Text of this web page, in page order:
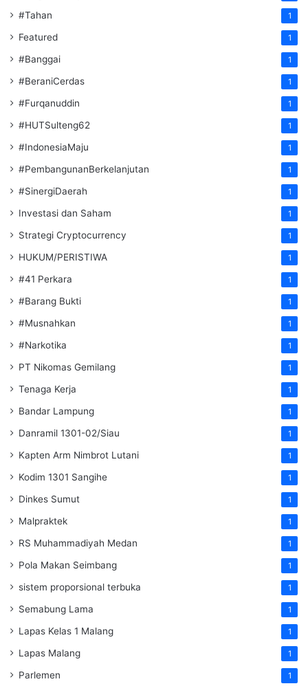
#Tahan 1
Featured 1
#Banggai 1
#BeraniCerdas 1
#Furqanuddin 1
#HUTSulteng62 1
#IndonesiaMaju 1
#PembangunanBerkelanjutan 1
#SinergiDaerah 1
Investasi dan Saham 1
Strategi Cryptocurrency 1
HUKUM/PERISTIWA 1
#41 Perkara 1
#Barang Bukti 1
#Musnahkan 1
#Narkotika 1
PT Nikomas Gemilang 1
Tenaga Kerja 1
Bandar Lampung 1
Danramil 1301-02/Siau 1
Kapten Arm Nimbrot Lutani 1
Kodim 1301 Sangihe 1
Dinkes Sumut 1
Malpraktek 1
RS Muhammadiyah Medan 1
Pola Makan Seimbang 1
sistem proporsional terbuka 1
Semabung Lama 1
Lapas Kelas 1 Malang 1
Lapas Malang 1
Parlemen 1